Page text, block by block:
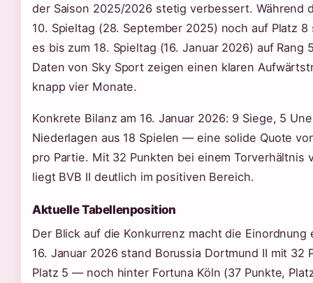
der Saison 2025/2026 stetig verbessert. Während
10. Spieltag (28. September 2025) noch auf Platz
es bis zum 18. Spieltag (16. Januar 2026) auf Rang
Daten von Sky Sport zeigen einen klaren
knapp vier Monate.
Konkrete Bilanz am 16. Januar 2026: 9 Siege, 5
Niederlagen aus 18 Spielen — eine solide Quote
pro Partie. Mit 32 Punkten bei einem Torverhältnis
liegt BVB II deutlich im positiven Bereich.
Aktuelle Tabellenposition
Der Blick auf die Konkurrenz macht die Einordnung
16. Januar 2026 stand Borussia Dortmund II mit 32
Platz 5 — noch hinter Fortuna Köln (37 Punkte,